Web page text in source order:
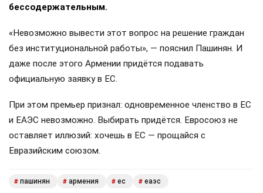
бессодержательным.
«Невозможно вывести этот вопрос на решение граждан
без институциональной работы», — пояснил Пашинян. И
даже после этого Армении придётся подавать
официальную заявку в ЕС.
При этом премьер признал: одновременное членство в ЕС
и ЕАЭС невозможно. Выбирать придётся. Евросоюз не
оставляет иллюзий: хочешь в ЕС — прощайся с
Евразийским союзом.
# пашинян # армения # ес # еаэс